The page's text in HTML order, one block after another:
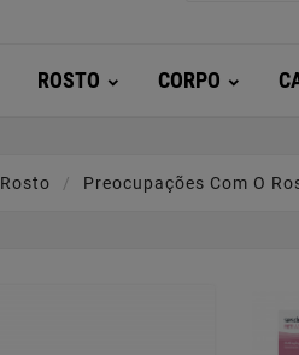
ROSTO CORPO
Rosto Preocupações Com O